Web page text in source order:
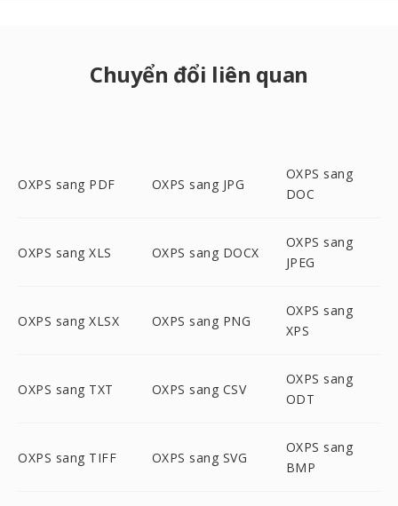
Chuyển đổi liên quan
OXPS sang PDF OXPS sang JPG
OXPS sang
DOC
OXPS sang XLS OXPS sang DOCX
OXPS sang
JPEG
OXPS sang XLSX OXPS sang PNG
OXPS sang
XPS
OXPS sang TXT OXPS sang CSV
OXPS sang
ODT
OXPS sang TIFF OXPS sang SVG
OXPS sang
BMP